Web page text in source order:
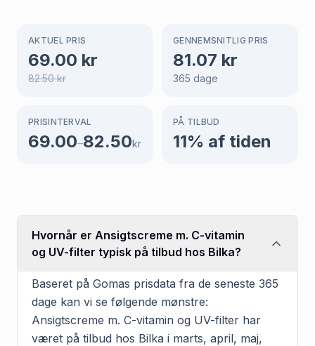
AKTUEL PRIS
69.00 kr
82.50kr
GENNEMSNITLIG PRIS
81.07 kr
365 dage
PRISINTERVAL
69.00–82.50kr
PÅ TILBUD
11% af tiden
Hvornår er Ansigtscreme m. C-vitamin
og UV-filter typisk på tilbud hos Bilka?
Baseret på Gomas prisdata fra de seneste 365
dage kan vi se følgende mønstre:
Ansigtscreme m. C-vitamin og UV-filter har
været på tilbud hos Bilka i marts, april, maj,